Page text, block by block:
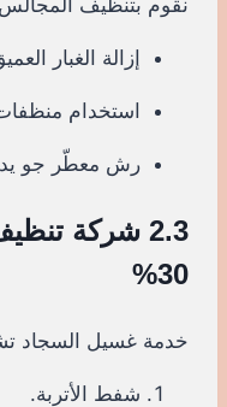
إزالة الغبار
استخدام
رش معطّر جو
2.3 شركة
30%
خدمة غسيل السجاد
شفط الأتربة.